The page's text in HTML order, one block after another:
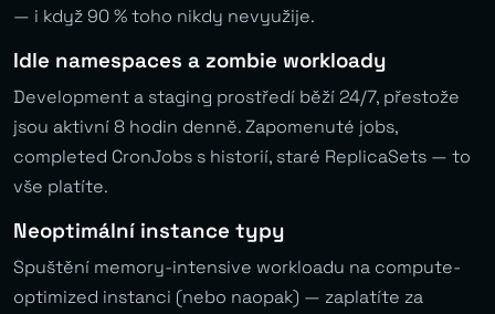
— i když 90 % toho nikdy nevyužije.
Idle namespaces a zombie workloady
Development a staging prostředí běží 24/7, přestože
jsou aktivní 8 hodin denně. Zapomenuté jobs,
completed CronJobs s historií, staré ReplicaSets — to
vše platíte.
Neoptimální instance typy
Spuštění memory-intensive workloadu na compute-
optimized instanci (nebo naopak) — zaplatíte za